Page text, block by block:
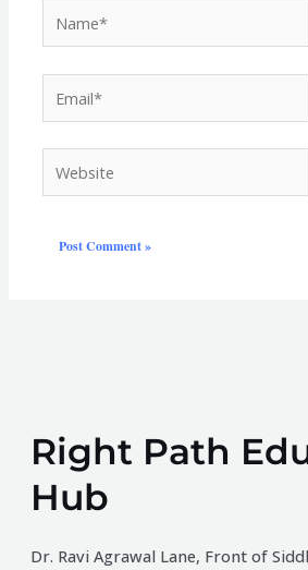
Website
Right Path
Hub
Dr. Ravi Agrawal Lane, Front of